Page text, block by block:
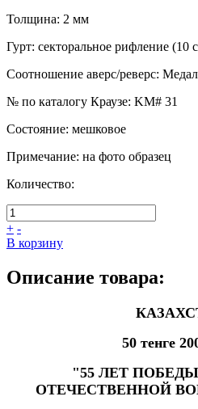
Толщина: 2 мм
Гурт: секторальное рифление (10
Соотношение аверс/реверс:
№ по каталогу Краузе: KM# 31
Состояние: мешковое
Примечание: на фото образец
Количество:
+ -
В корзину
Описание товара:
50 тенге
"55 ЛЕТ
ОТЕЧЕСТВЕННОЙ